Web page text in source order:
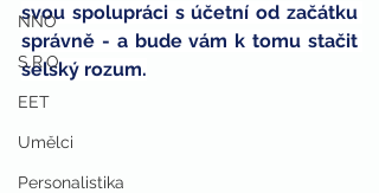
NNO
S.R.O.
EET
Umělci
Personalistika
svou spolupráci s účetní od začátku
správně - a bude vám k tomu stačit
selský rozum.